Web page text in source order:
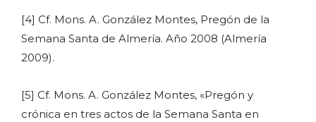
[4] Cf. Mons. A. González Montes, Pregón de la
Semana Santa de Almería. Año 2008 (Almería
2009).
[5] Cf. Mons. A. González Montes, «Pregón y
crónica en tres actos de la Semana Santa en